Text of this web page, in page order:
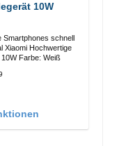
10W
Smartphones schnell
10W Farbe: Weiß